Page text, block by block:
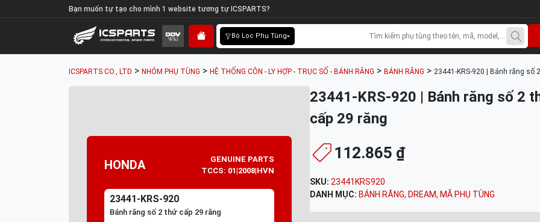
Bạn muốn tự tạo cho mình 1 website tương tự ICSPARTS?
Bộ Lọc Phụ Tùng
ICSPARTS CO., LTD > NHÓM PHỤ TÙNG > HỆ THỐNG CÔN - LY HỢP - TRỤC SỐ - BÁNH RĂNG > BÁNH RĂNG > 23441-KRS-920 | Bánh răng số
HONDA
GENUINE PARTS
TCCS: 01|2008|HVN
23441-KRS-920
Bánh răng số 2 thứ cấp 29 răng
23441-KRS-920 | Bánh răng số 2
cấp 29 răng
112.865 ₫
SKU: 23441KRS920
DANH MỤC: BÁNH RĂNG, DREAM, MÃ PHỤ TÙNG